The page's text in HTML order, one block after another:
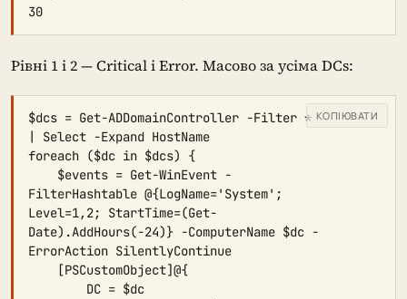
30
Рівні 1 і 2 — Critical і Error. Масово за усіма DCs:
$dcs = Get-ADDomainController -Filter *
| Select -Expand HostName
foreach ($dc in $dcs) {
FilterHashtable @{LogName='System';
Level=1,2; StartTime=(Get-
Date).AddHours(-24)} -ComputerName $dc -
ErrorAction SilentlyContinue
КОПІЮВАТИ